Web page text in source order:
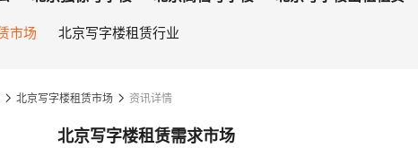
市场 北京写字楼租赁行业
 北京写字楼租赁市场  资讯详情
北京写字楼租赁需求市场